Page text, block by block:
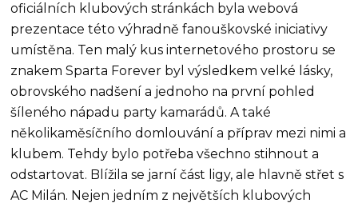
oficiálních klubových stránkách byla webová
prezentace této výhradně fanouškovské iniciativy
umístěna. Ten malý kus internetového prostoru se
znakem Sparta Forever byl výsledkem velké lásky,
obrovského nadšení a jednoho na první pohled
šíleného nápadu party kamarádů. A také
několikaměsíčního domlouvání a příprav mezi nimi a
klubem. Tehdy bylo potřeba všechno stihnout a
odstartovat. Blížila se jarní část ligy, ale hlavně střet s
AC Milán. Nejen jedním z největších klubových